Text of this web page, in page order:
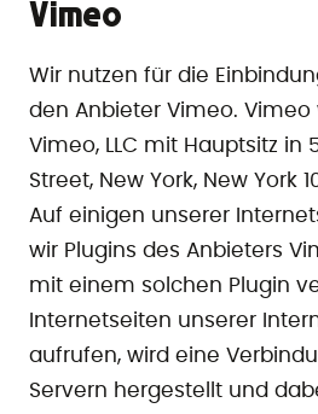
Vimeo
Wir nutzen für die
den Anbieter Vimeo.
Vimeo, LLC mit Hauptsitz in
Street, New York, New York
Auf einigen unserer
wir Plugins des Anbieters
mit einem solchen Plugin
Internetseiten unserer
aufrufen, wird eine
Servern hergestellt und